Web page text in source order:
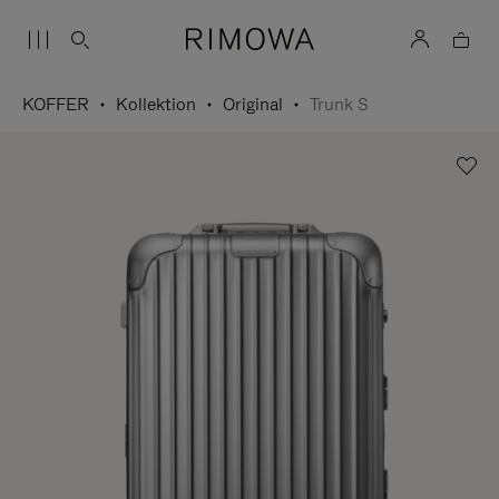
KOFFER Kollektion Original Trunk S